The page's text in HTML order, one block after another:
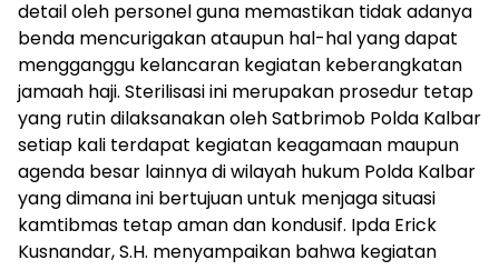
detail oleh personel guna memastikan tidak adanya
benda mencurigakan ataupun hal-hal yang dapat
mengganggu kelancaran kegiatan keberangkatan
jamaah haji. Sterilisasi ini merupakan prosedur tetap
yang rutin dilaksanakan oleh Satbrimob Polda Kalbar
setiap kali terdapat kegiatan keagamaan maupun
agenda besar lainnya di wilayah hukum Polda Kalbar
yang dimana ini bertujuan untuk menjaga situasi
kamtibmas tetap aman dan kondusif. Ipda Erick
Kusnandar, S.H. menyampaikan bahwa kegiatan